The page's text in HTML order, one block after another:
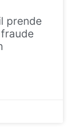
prende